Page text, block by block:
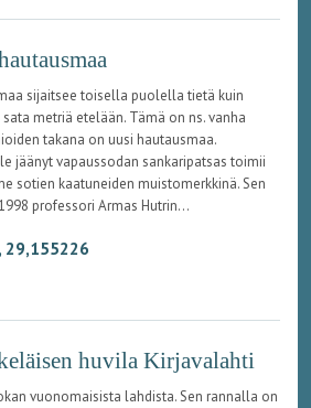
sijaitsee toisella puolella tietä kuin
metriä etelään. Tämä on ns. vanha
takana on uusi hautausmaa.
jäänyt vapaussodan sankaripatsas toimii
sotien kaatuneiden muistomerkkinä. Sen
professori Armas Hutrin...
huvila Kirjavalahti
vuonomaisista lahdista. Sen rannalla on